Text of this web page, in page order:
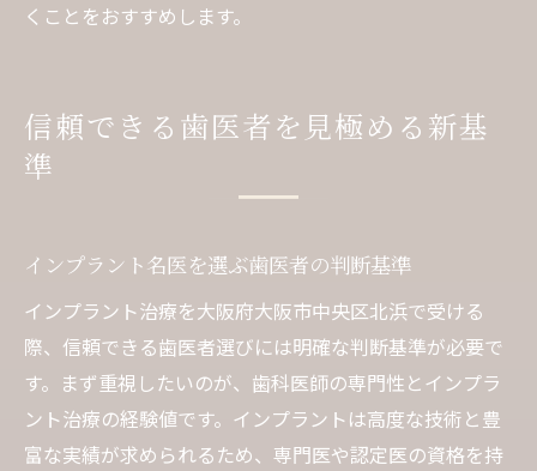
くことをおすすめします。
信頼できる歯医者を見極める新基
準
インプラント名医を選ぶ歯医者の判断基準
インプラント治療を大阪府大阪市中央区北浜で受ける
際、信頼できる歯医者選びには明確な判断基準が必要で
す。まず重視したいのが、歯科医師の専門性とインプラ
ント治療の経験値です。インプラントは高度な技術と豊
富な実績が求められるため、専門医や認定医の資格を持